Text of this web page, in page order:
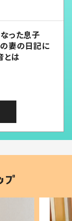
った息子
妻の日記に
とは